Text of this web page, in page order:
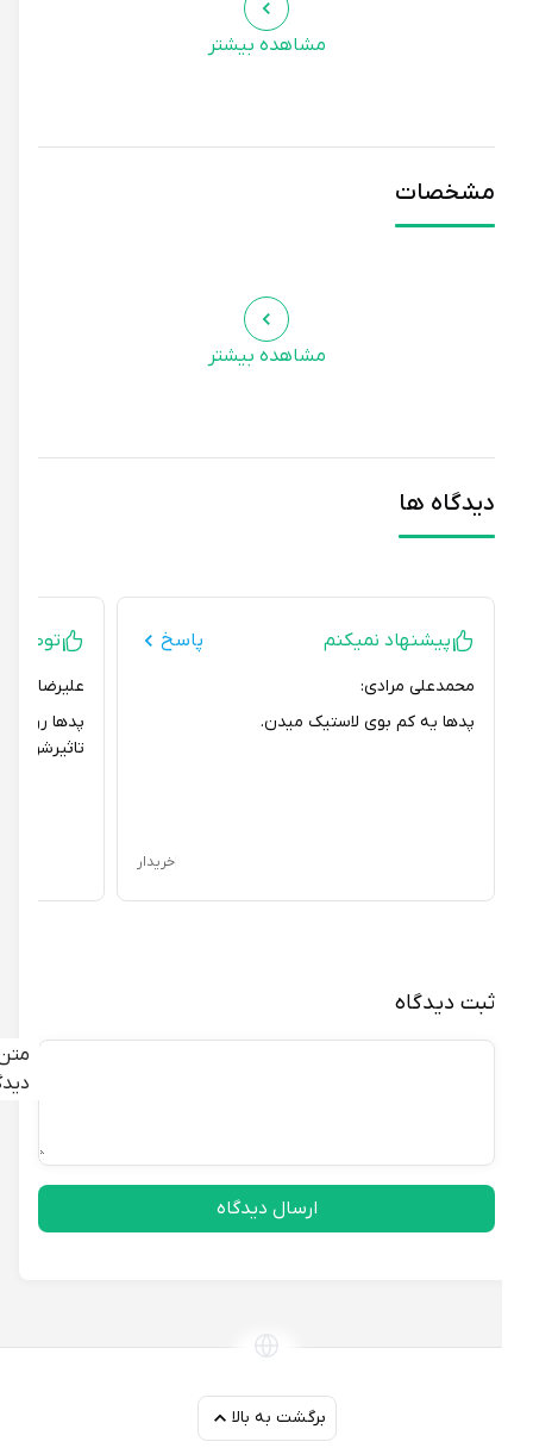
کاهش محدوده حرکتی مچ پا به سمت بالا (دورسی فلکشن)
می‌شود. افرادی که دارای این عارضه هستند هنگام راه رفتن دچار
پد افزایش قد جورابی
مشاهده بیشتر
مشخصات
مشاهده بیشتر
دیدگاه ها
ثبت دیدگاه
متن
دیدگاه
ارسال دیدگاه
پیشنهاد نمیکنم پاسخ
محمدعلی مرادی:
پدها یه کم بوی لاستیک میدن.
خریدار
توصیه ای
علیرضا باغی
پدها رو برای
تاثیرشون رو
برگشت به بالا